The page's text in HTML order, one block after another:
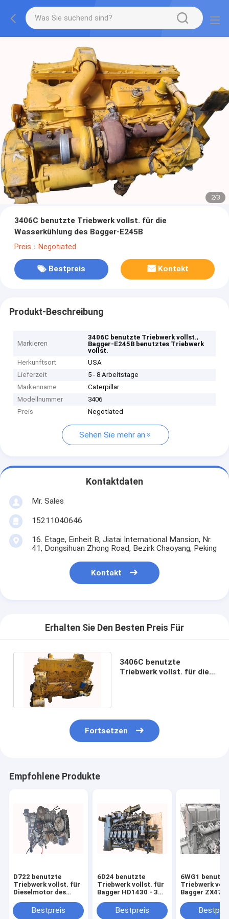
2/3
3406C benutzte Triebwerk vollst. für die
Wasserkühlung des Bagger-E245B
Preis：Negotiated
Bestpreis Kontakt
Produkt-Beschreibung
Markieren
3406C benutzte Triebwerk vollst.,
Bagger-E245B benutztes Triebwerk
vollst.
Herkunftsort
USA
Lieferzeit
5 - 8 Arbeitstage
Markenname
Caterpillar
Modellnummer
3406
Preis
Negotiated
Sehen Sie mehr an
Kontaktdaten
Mr. Sales
15211040646
16. Etage, Einheit B, Jiatai International Mansion, Nr.
41, Dongsihuan Zhong Road, Bezirk Chaoyang, Peking
Kontakt
Erhalten Sie Den Besten Preis Für
3406C benutzte
Triebwerk vollst. für die
Fortsetzen
Empfohlene Produkte
D722 benutzte
Triebwerk vollst. für
Dieselmotor des
E27Z
Bestpreis
6D24 benutzte
Triebwerk vollst. für
Bagger HD1430 - 3
HD2045Bestpreis
6WG1
Triebwerk
Bagger ZX470
ZX800